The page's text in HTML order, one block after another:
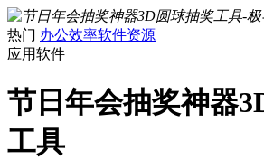
热门 办公效率软件资源
应用软件
节日年会抽奖神器
工具